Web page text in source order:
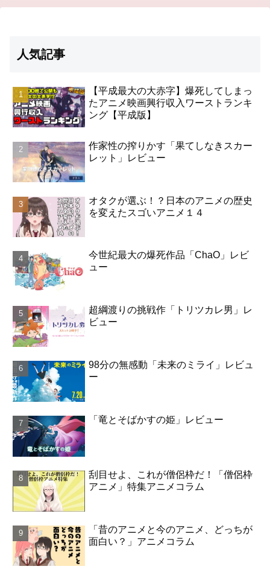
人気記事
【平成最大の大赤字】爆死してしまっ
たアニメ映画興行収入ワーストランキ
ング【平成版】
作家性の搾りかす「果てしなきスカー
レット」レビュー
オタクが選ぶ！？日本のアニメの歴史
を変えたスゴいアニメ１４
今世紀最大の爆死作品「ChaO」レビ
ュー
超綱渡りの挑戦作「トリツカレ男」レ
ビュー
98分の無感動「未来のミライ」レビュ
ー
「竜とそばかすの姫」レビュー
刮目せよ、これが僧侶枠だ！「僧侶枠
アニメ」特集アニメコラム
「昔のアニメと今のアニメ、どっちが
面白い？」アニメコラム